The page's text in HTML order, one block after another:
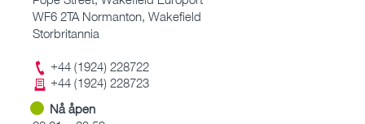
WF6 2TA Normanton, Wakefield
Storbritannia
+44 (1924) 228722
+44 (1924) 228723
Nå åpen